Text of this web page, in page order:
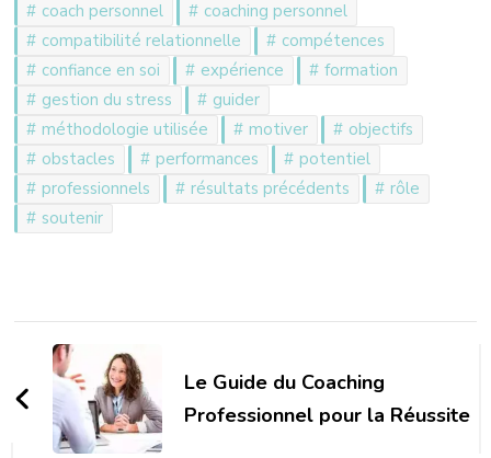
coach personnel
coaching personnel
compatibilité relationnelle
compétences
confiance en soi
expérience
formation
gestion du stress
guider
méthodologie utilisée
motiver
objectifs
obstacles
performances
potentiel
professionnels
résultats précédents
rôle
soutenir
Navigation
d'article
Le Guide du Coaching
Professionnel pour la Réussite